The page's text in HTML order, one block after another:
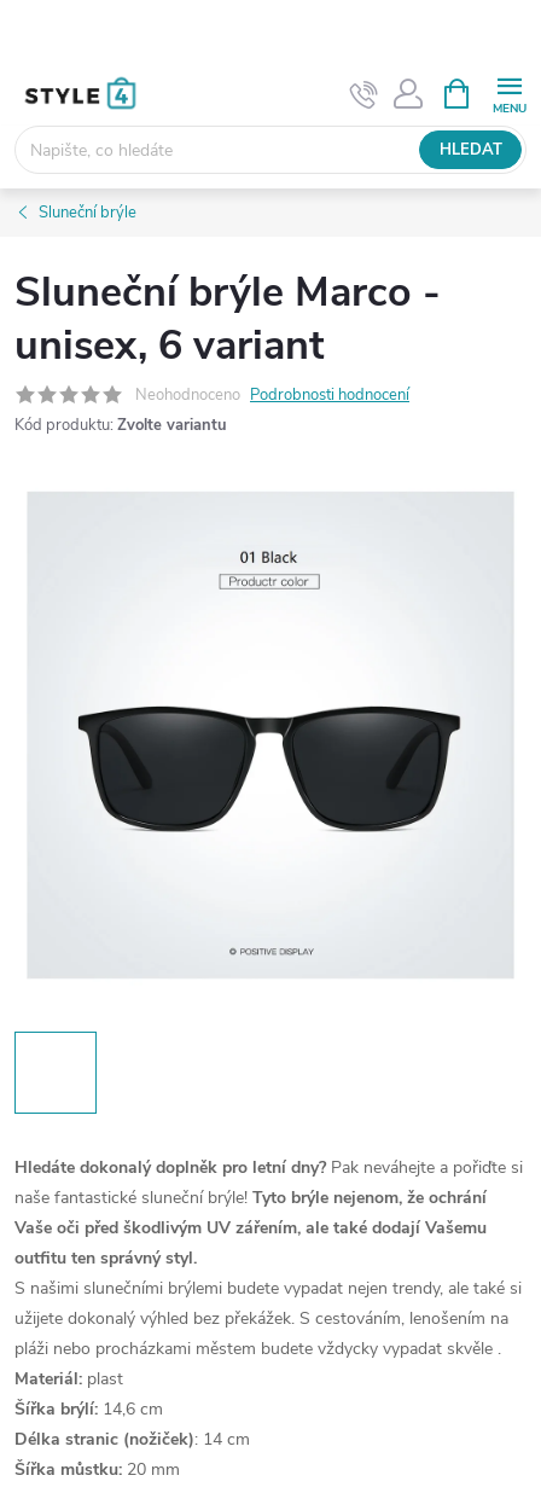
HLEDAT
NÁKUPNÍ
KOŠÍK
Sluneční brýle
Sluneční brýle Marco -
unisex, 6 variant
Neohodnoceno Podrobnosti hodnocení
Kód produktu: Zvolte variantu
Hledáte dokonalý doplněk pro letní dny?Pak neváhejte a pořiďte si
naše fantastické sluneční brýle! Tyto brýle nejenom, že ochrání
Vaše oči před škodlivým UV zářením, ale také dodají Vašemu
outfitu ten správný styl.
S našimi slunečními brýlemi budete vypadat nejen trendy, ale také si
užijete dokonalý výhled bez překážek. S cestováním, lenošením na
pláži nebo procházkami městem budete vždycky vypadat skvěle .
Materiál: plast
Šířka brýlí: 14,6 cm
Délka stranic (nožiček): 14 cm
Šířka můstku: 20 mm